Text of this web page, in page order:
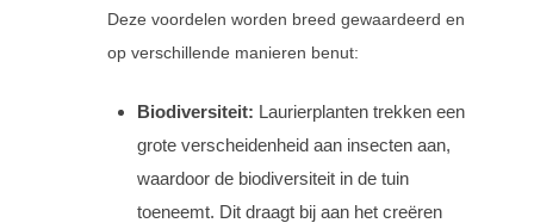
Deze voordelen worden breed gewaardeerd en
op verschillende manieren benut:
Biodiversiteit: Laurierplanten trekken een
grote verscheidenheid aan insecten aan,
waardoor de biodiversiteit in de tuin
toeneemt. Dit draagt bij aan het creëren